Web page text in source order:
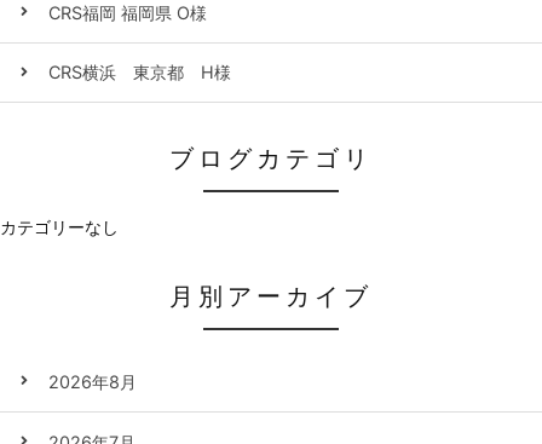
CRS福岡 福岡県 O様
CRS横浜 東京都 H様
ブログカテゴリ
カテゴリーなし
月別アーカイブ
2026年8月